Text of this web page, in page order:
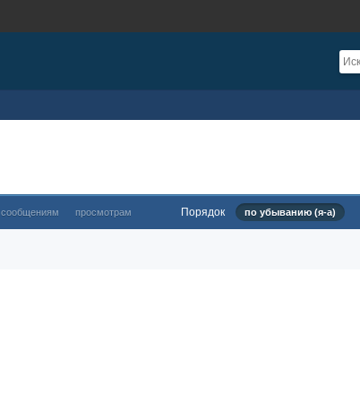
сообщениям просмотрам Порядок по убыванию (я-а)